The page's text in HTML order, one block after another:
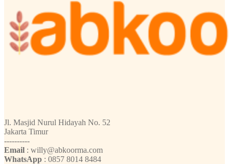
Jl. Masjid Nurul Hidayah No. 52
Jakarta Timur
----------
Email : willy@abkoorma.com
WhatsApp : 0857 8014 8484